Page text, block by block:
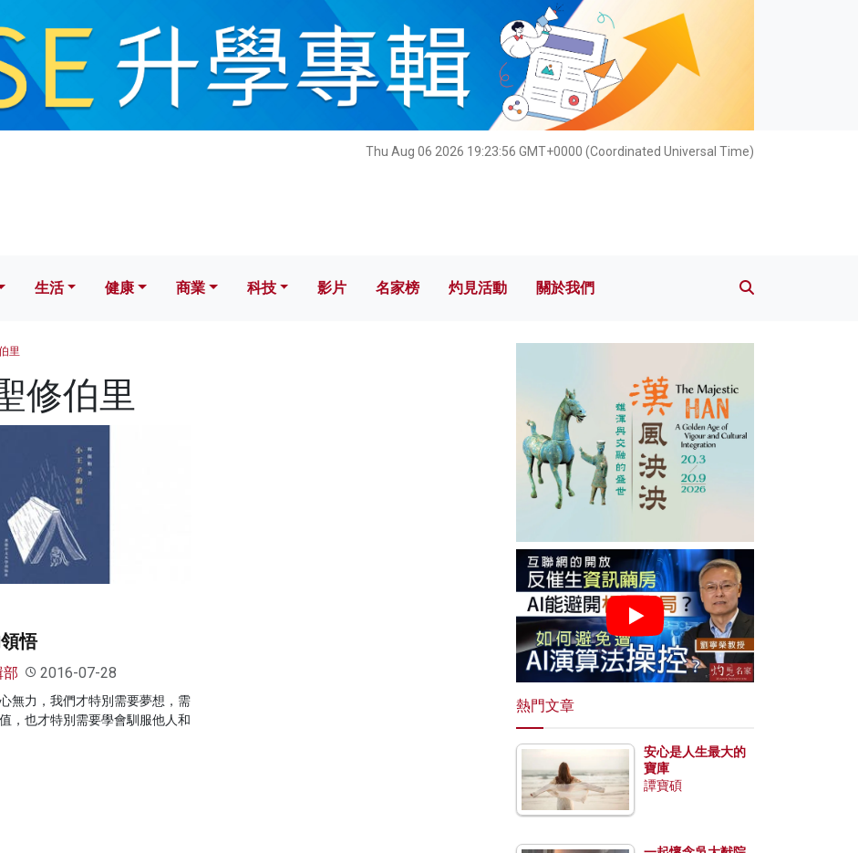
Thu Aug 06 2026 19:23:57 GMT+0000 (Coordinated Universal Time)
活 健康 科技 影片 名家榜 灼見活動 關於我們
生活 健康 商業 科技 影片 名家榜 灼見活動 關於我們
里
修伯里
悟
部 2016-07-28
無力，我們才特別需要夢想，需
，也才特別需要學會馴服他人和
熱門文章
安心是人生最大的
寶庫
譚寶碩